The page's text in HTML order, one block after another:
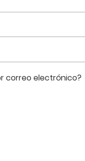
correo electrónico?